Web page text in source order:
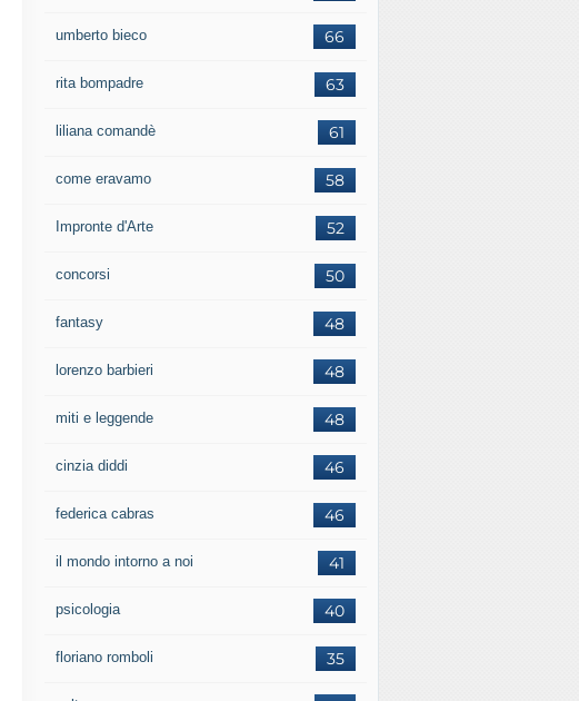
66
umberto bieco
63
rita bompadre
61
liliana comandè
58
come eravamo
52
Impronte d'Arte
50
concorsi
48
fantasy
48
lorenzo barbieri
48
miti e leggende
46
cinzia diddi
46
federica cabras
41
il mondo intorno a noi
40
psicologia
35
floriano romboli